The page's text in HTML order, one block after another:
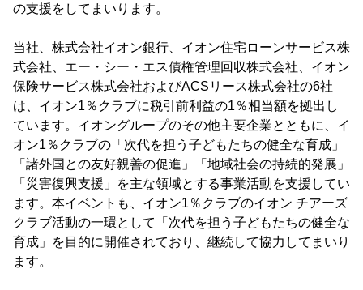
の支援をしてまいります。
当社、株式会社イオン銀行、イオン住宅ローンサービス株
式会社、エー・シー・エス債権管理回収株式会社、イオン
保険サービス株式会社およびACSリース株式会社の6社
は、イオン1％クラブに税引前利益の1％相当額を拠出し
ています。イオングループのその他主要企業とともに、イ
オン1％クラブの「次代を担う子どもたちの健全な育成」
「諸外国との友好親善の促進」「地域社会の持続的発展」
「災害復興支援」を主な領域とする事業活動を支援してい
ます。本イベントも、イオン1％クラブのイオン チアーズ
クラブ活動の一環として「次代を担う子どもたちの健全な
育成」を目的に開催されており、継続して協力してまいり
ます。